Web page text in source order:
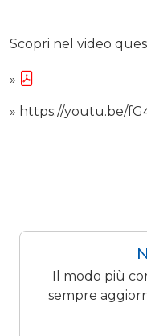
Scopri nel video
»
» https://youtu.be/
Il modo più
sempre